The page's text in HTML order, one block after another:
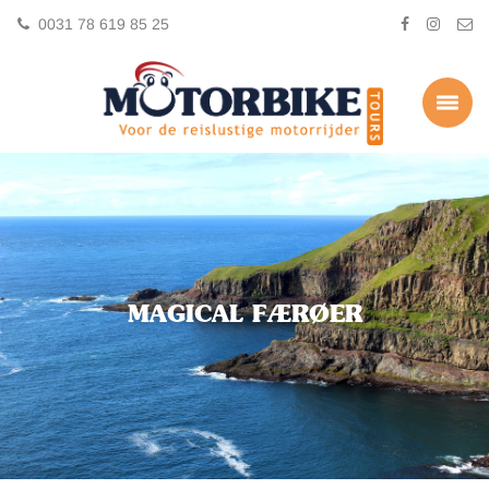
0031 78 619 85 25
MAGICAL FÆRØER